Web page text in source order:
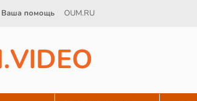
Ваша помощь OUM.RU
.VIDEO